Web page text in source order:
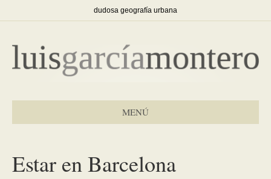
dudosa geografía urbana
MENÚ
Estar en Barcelona